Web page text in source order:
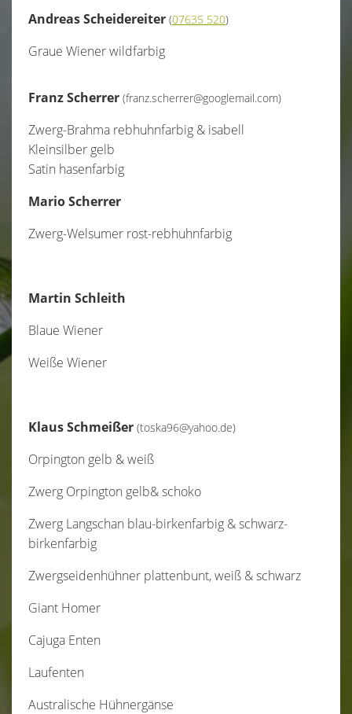
Andreas Scheidereiter (07635 520)
Graue Wiener wildfarbig
Franz Scherrer (franz.scherrer@googlemail.com)
Zwerg-Brahma rebhuhnfarbig & isabell
Kleinsilber gelb
Satin hasenfarbig​
Mario Scherrer
Zwerg-Welsumer rost-rebhuhnfarbig
Martin Schleith
Blaue Wiener
Weiße Wiener
Klaus Schmeißer (toska96@yahoo.de)
Orpington gelb & weiß
Zwerg Orpington gelb& schoko
Zwerg Langschan blau-birkenfarbig & schwarz-
birkenfarbig
Zwergseidenhühner plattenbunt, weiß & schwarz
Giant Homer
Cajuga Enten
Laufenten
Australische Hühnergänse